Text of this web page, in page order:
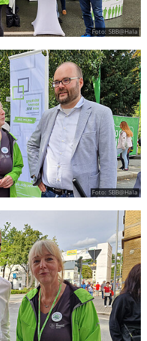
Foto: SBB@Hala
Foto: SBB@Hala